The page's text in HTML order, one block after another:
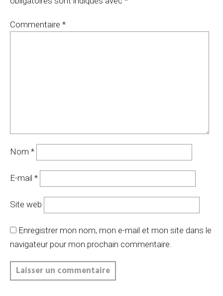
Commentaire *
Nom *
E-mail *
Site web
Enregistrer mon nom, mon e-mail et mon site dans le
navigateur pour mon prochain commentaire.